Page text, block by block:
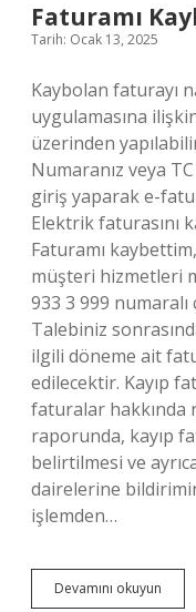
Faturamı
Tarih: Ocak 13, 2025
Kaybolan faturayı
uygulamasına
üzerinden
Numaranız veya
giriş yaparak e-
Elektrik faturasını
Faturamı
müşteri hizmetleri
933 3 999
Talebiniz
ilgili döneme ait
edilecektir. Kayıp
faturalar hakkında
raporunda, kayıp
belirtilmesi ve
dairelerine
işlemden…
Devamını okuyun